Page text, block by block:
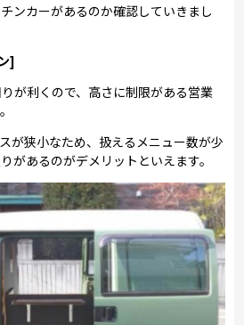
ンカーがあるのか確認していきまし
]
が利くので、高さに制限がある営業
が狭小なため、扱えるメニュー数が少
があるのがデメリットといえます。